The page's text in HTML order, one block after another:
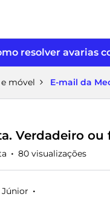
resolver avarias
móvel E-mail da
Verdadeiro ou
80 visualizações